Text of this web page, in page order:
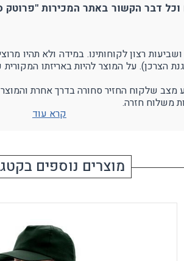
דבר הקשור באתר המכירות "פרוטק
הצרכן). על המוצר להיות באריזתו
שלקוח החזיר סחורה בדרך אחרת והמוצר
משלוח חזרה.
קרא עוד
מוצרים נוספים